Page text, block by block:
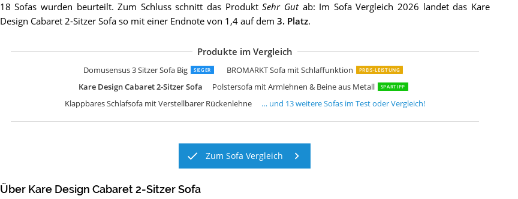
18 Sofas wurden beurteilt. Zum Schluss schnitt das ProduktSehr Gutab: Im Sofa Vergleich 2026 landet das Kare
Design Cabaret 2-Sitzer Sofa so mit einer Endnote von 1,4 auf dem 3. Platz.
Produkte im Vergleich
Domusensus 3 Sitzer Sofa Big SIEGER BROMARKT Sofa mit Schlaffunktion PREIS-LEISTUNG
Kare Design Cabaret 2-Sitzer Sofa Polstersofa mit Armlehnen & Beine aus Metall SPARTIPP
Klappbares Schlafsofa mit Verstellbarer Rückenlehne
Klappbares Schlafsofa mit Verstellbarer Rückenlehne
2-Sitzer-Convertible-Sofa Skandinavisches Design Rückenlehne
HULALA HOME Modernes 2-Sitzer Sofa
Mirjan24 Schlafsofa Gaja Bettsofa Komfortsofa
Kaiser Möbel Ecksofa mit Wohnlandschaft
BROMARKT Ecksofa mit Schlaffunktion und Bettkasten Cordstoff Sofa
HOMCOM Sofa 2 Sitzer Couch
Couch 2 Sitzer
Sofa Mit Schlaffunktion
Klappbares Schlafsofa Couch Sofa
AC Design Furniture Bettcouch Jasper
Sofa 3 Sitzer Sofa Schlafsofa
vidaXL 2-Sitzersofa Gelb 2er Sitzer Sofagarnitur Stoffsofa Couchgarnitur
… und 13weitereSofasim Test oder Vergleich!
Zum Sofa Vergleich
Über Kare Design Cabaret 2-Sitzer Sofa